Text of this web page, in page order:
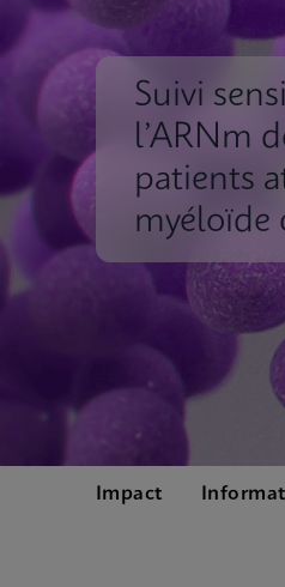
Suivi
l’ARNm
patients
myéloïde
Impact